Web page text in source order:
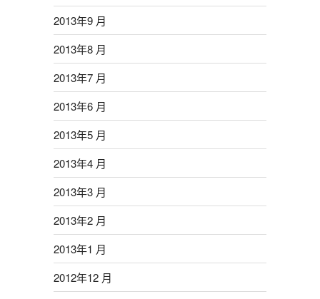
2013年9 月
2013年8 月
2013年7 月
2013年6 月
2013年5 月
2013年4 月
2013年3 月
2013年2 月
2013年1 月
2012年12 月